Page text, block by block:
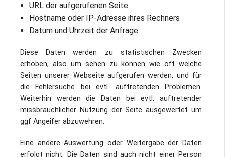
URL der aufgerufenen Seite
Hostname oder IP-Adresse ihres Rechners
Datum und Uhrzeit der Anfrage
Diese Daten werden zu statistischen Zwecken
erhoben, also um sehen zu können wie oft welche
Seiten unserer Webseite aufgerufen werden, und für
die Fehlersuche bei evtl. auftretenden Problemen.
Weiterhin werden die Daten bei evtl. auftretender
missbräuchlicher Nutzung der Seite ausgewertet um
ggf Angeifer abzuwehren.
Eine andere Auswertung oder Weitergabe der Daten
erfolgt nicht. Die Daten sind auch nicht einer Person